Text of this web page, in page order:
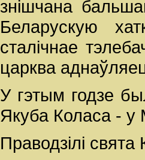
знішчана
Беларускую
сталічнае
царква
У гэтым годзе
Якуба Коласа - у
Праводзілі